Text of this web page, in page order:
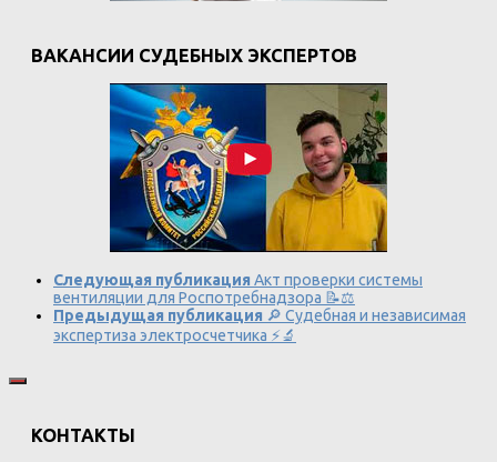
ВАКАНСИИ СУДЕБНЫХ ЭКСПЕРТОВ
Следующая публикация Акт проверки системы
вентиляции для Роспотребнадзора 📝⚖️
Предыдущая публикация 🔎 Судебная и независимая
экспертиза электросчетчика ⚡🔬
КОНТАКТЫ